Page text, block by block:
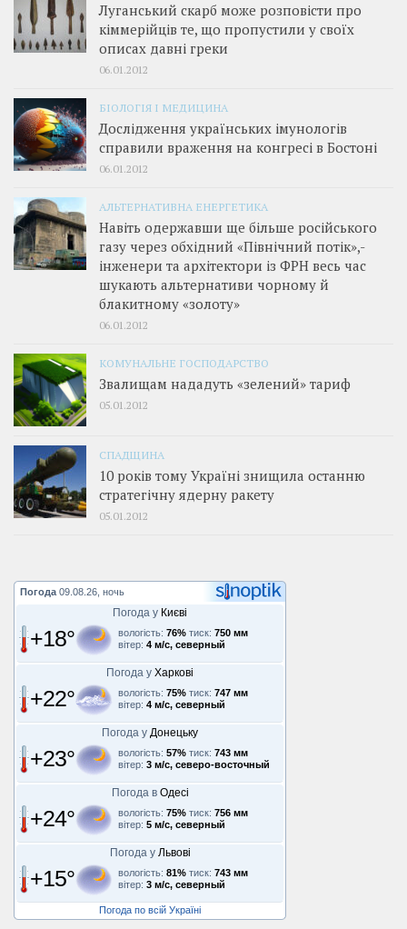
Луганський скарб може розповісти про
кіммерійців те, що пропустили у своїх
описах давні греки
06.01.2012
БІОЛОГІЯ І МЕДИЦИНА
Дослідження українських імунологів
справили враження на конгресі в Бостоні
06.01.2012
АЛЬТЕРНАТИВНА ЕНЕРГЕТИКА
Навіть одержавши ще більше російського
газу через обхідний «Північний потік»,­
інженери та архітектори із ФРН весь час
шукають альтернативи чорному й
блакитному «золоту»
06.01.2012
КОМУНАЛЬНЕ ГОСПОДАРСТВО
Звалищам нададуть «зелений» тариф
05.01.2012
СПАДЩИНА
10 років тому Україні знищила останню
стратегічну ядерну ракету
05.01.2012
Погода 09.08.26, ночь
Погода у Києві
+18° вологість: 76% тиск: 750 мм
вітер: 4 м/с, северный
Погода у Харкові
+22° вологість: 75% тиск: 747 мм
вітер: 4 м/с, северный
Погода у Донецьку
+23° вологість: 57% тиск: 743 мм
вітер: 3 м/с, северо-восточный
Погода в Одесі
+24° вологість: 75% тиск: 756 мм
вітер: 5 м/с, северный
Погода у Львові
+15° вологість: 81% тиск: 743 мм
вітер: 3 м/с, северный
Погода по всій Україні